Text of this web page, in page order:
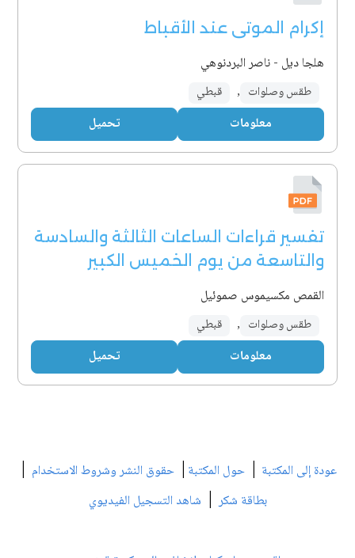
إكرام الموتى عند الأقباط
هلجا ديل - ناصر البردنوهي
طقس وصلوات , قبطي
معلومات تحميل
تفسير قراءات الساعات الثالثة والسادسة
والتاسعة من يوم الخميس الكبير
القمص مكسيموس صموئيل
طقس وصلوات , قبطي
معلومات تحميل
عودة إلى المكتبة | حول المكتبة | حقوق النشر وشروط الاستخدام |
بطاقة شكر| شاهد التسجيل الفيديوي